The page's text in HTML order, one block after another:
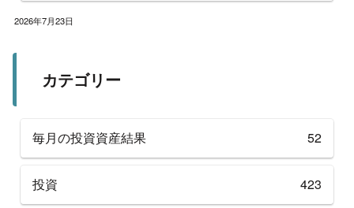
2026年7月23日
カテゴリー
毎月の投資資産結果 52
投資 423